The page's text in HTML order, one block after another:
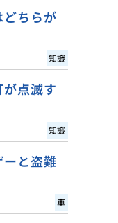
どちらが
知識
点滅す
知識
と盗難
車